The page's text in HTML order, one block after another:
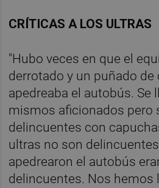
CRÍTICAS A LOS ULTRAS
"Hubo veces en que el
derrotado y un puñado de
apedreaba el autobús. Se
mismos aficionados pero
delincuentes con
ultras no son
apedrearon el autobús
delincuentes. Nos hemos